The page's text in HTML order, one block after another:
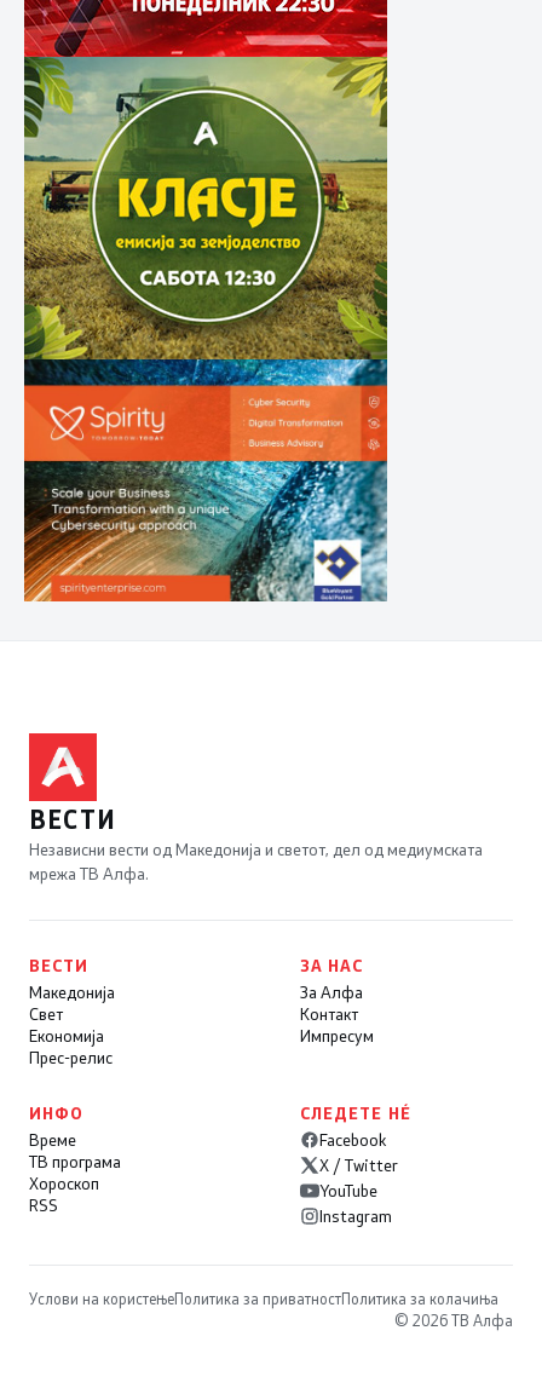
ВЕСТИ
Независни вести од Македонија и светот, дел од медиумската
мрежа ТВ Алфа.
ВЕСТИ
Македонија
Свет
Економија
Прес-релис
ЗА НАС
За Алфа
Контакт
Импресум
ИНФО
Време
ТВ програма
Хороскоп
RSS
СЛЕДЕТЕ НÉ
Facebook
X / Twitter
YouTube
Instagram
Услови на користењеПолитика за приватностПолитика за колачиња
© 2026 ТВ Алфа